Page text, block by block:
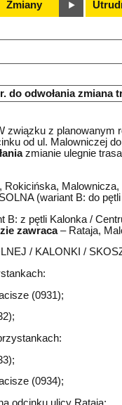
Zmiany
do odwołania zmiana
związku z
od ul. Malowniczej
zmianie ulegnie trasa
Rokicińska, Malownicza,
(wariant B: do
B: z pętli Kalonka /
zawraca– Rataja,
/ KALONKI /
(0931);
(0934);